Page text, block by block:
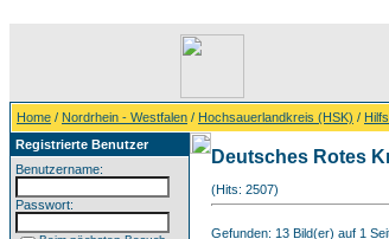
Home / Nordrhein - Westfalen / Hochsauerlandkreis (HSK) /
Registrierte Benutzer
Benutzername:
Passwort:
Deutsches Rotes
(Hits: 2507)
Gefunden: 13 Bild(er) auf 1